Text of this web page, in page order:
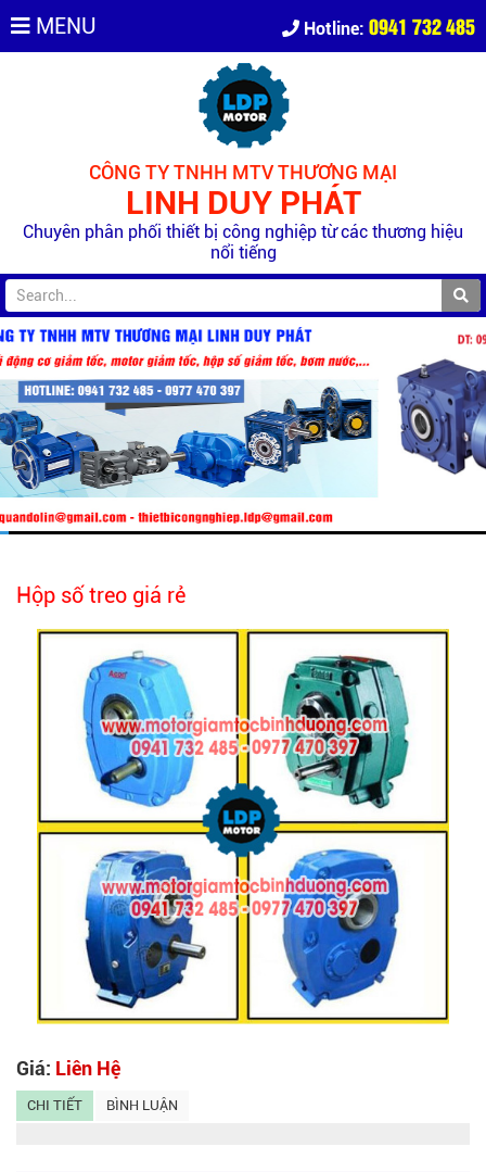
MENU Hotline: 0941 732 485
CÔNG TY TNHH MTV THƯƠNG MẠI
LINH DUY PHÁT
Chuyên phân phối thiết bị công nghiệp từ các thương hiệu
nổi tiếng
Hộp số treo giá rẻ
Giá: Liên Hệ
CHI TIẾT BÌNH LUẬN